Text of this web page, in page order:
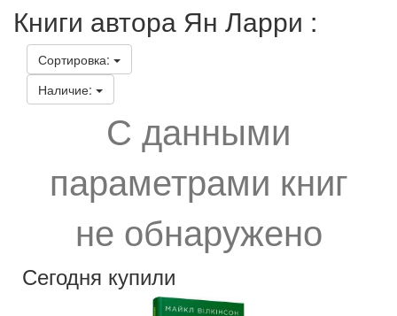
Книги автора Ян Ларри :
Сортировка:
Наличие:
С данными
параметрами книг
не обнаружено
Сегодня купили